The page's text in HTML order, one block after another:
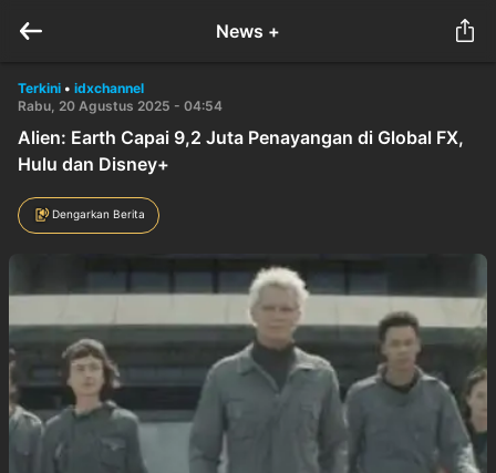
News +
Terkini • idxchannel
Rabu, 20 Agustus 2025 - 04:54
Alien: Earth Capai 9,2 Juta Penayangan di Global FX,
Hulu dan Disney+
Dengarkan Berita